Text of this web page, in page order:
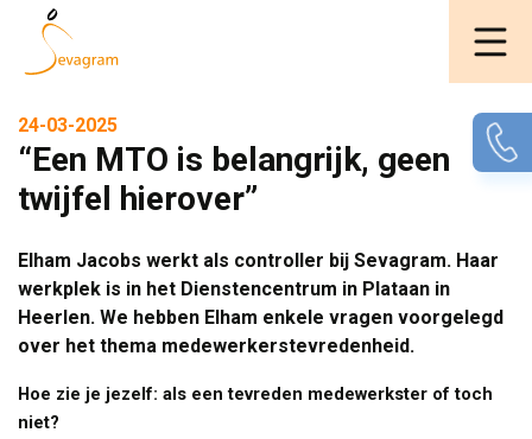
24-03-2025
“Een MTO is belangrijk, geen
twijfel hierover”
Elham Jacobs werkt als controller bij Sevagram. Haar
werkplek is in het Dienstencentrum in Plataan in
Heerlen. We hebben Elham enkele vragen voorgelegd
over het thema medewerkerstevredenheid.
Hoe zie je jezelf: als een tevreden medewerkster of toch
niet?